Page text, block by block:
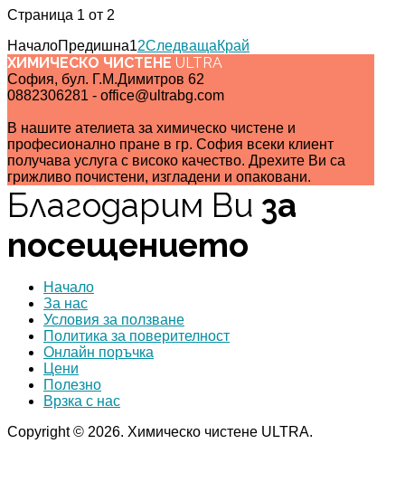
Страница 1 от 2
НачалоПредишна12СледващаКрай
ХИМИЧЕСКО ЧИСТЕНЕ ULTRA
София, бул. Г.М.Димитров 62
0882306281 - office@ultrabg.com
В нашите ателиета за химическо чистене и
професионално пране в гр. София всеки клиент
получава услуга с високо качество. Дрехите Ви са
грижливо почистени, изгладени и опаковани.
Благодарим Ви за
посещението
Начало
За нас
Условия за ползване
Политика за поверителност
Онлайн поръчка
Цени
Полезно
Врзка с нас
Copyright © 2026. Химическо чистене ULTRA.